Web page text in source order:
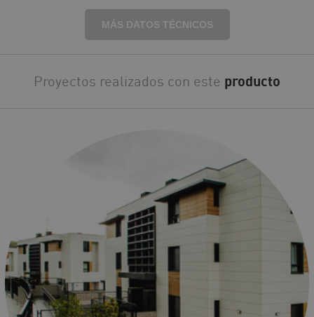
MÁS DATOS TÉCNICOS
Proyectos realizados con este producto